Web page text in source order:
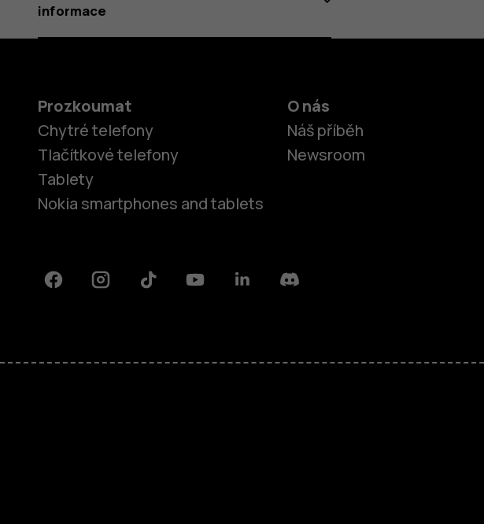
informace
Prozkoumat
Chytré telefony
Tlačítkové telefony
Tablety
Nokia smartphones and tablets
O nás
Náš příběh
Newsroom
FacebookInstagramTiktok YoutubeLinkedinDiscord